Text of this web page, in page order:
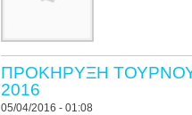
ΠΡΟΚΗΡΥΞΗ
2016
05/04/2016 - 01:08